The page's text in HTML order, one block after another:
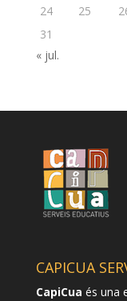
24
25
31
« jul.
CAPICUA
CapiCua és una